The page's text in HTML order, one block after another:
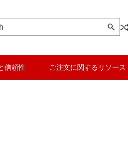
信頼性 ご注文に関するリソース